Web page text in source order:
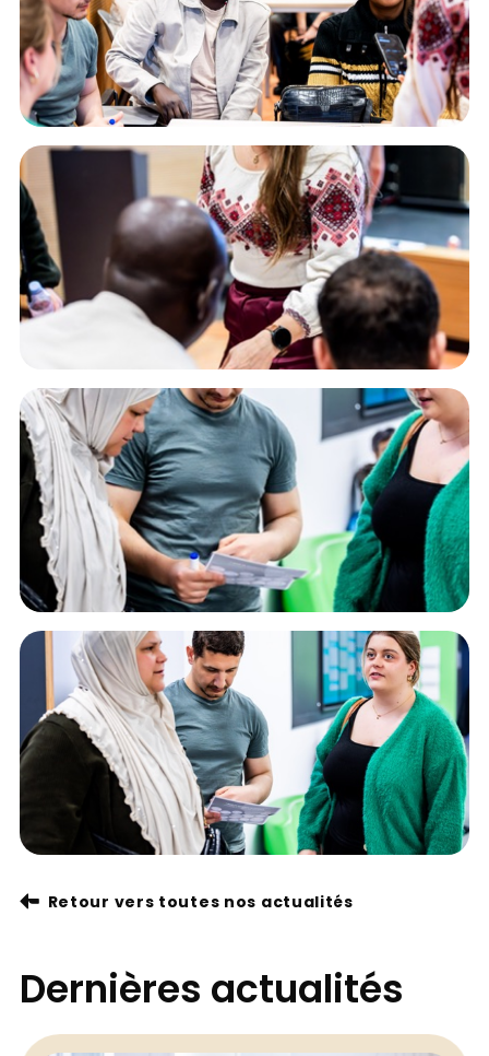
Retour vers toutes nos actualités
Dernières actualités